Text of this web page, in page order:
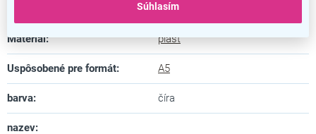
Súhlasím
15,9 cm
Materiál: plast
Uspôsobené pre formát: A5
barva: číra
nazev: